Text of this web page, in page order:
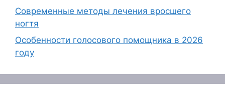
Современные методы лечения вросшего
ногтя
Особенности голосового помощника в 2026
году